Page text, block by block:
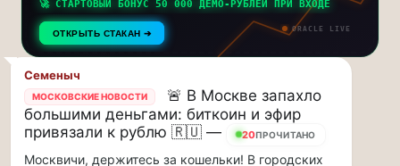
приглашаем
на
музыкальную
прогулку
по
Москве
Чайковского!…
мессенджер,
новости
и
инсайды
🚀 СТАРТОВЫЙ БОНУС 50 000 ДЕМО-РУБЛЕЙ ПРИ ВХОДЕ
ОТКРЫТЬ СТАКАН ➔ ORACLE LIVE
Семеныч
МОСКОВСКИЕ НОВОСТИ
🚨 В Москве запахло
большими деньгами: биткоин и эфир
привязали к рублю 🇷🇺 —
20ПРОЧИТАНО
Москвичи, держитесь за кошельки! В городских